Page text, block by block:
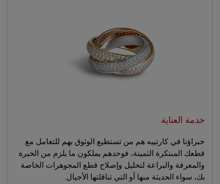
خدمة العناية
خبراؤنا في كارتييه هم من تستطيع الوثوق بهم للتعامل مع
قطعك المبتكرة الثمينة، فوحدهم يملكون ما يلزم من الخبرة
والمعرفة والبراعة لتحليل وإصلاح قطع المجوهرات الخاصة
بك، سواء الحديثة منها أو التي تناقلتها الأجيال.